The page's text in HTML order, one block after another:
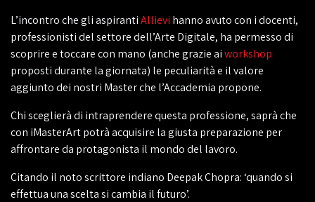
L’incontro che gli aspirantiAllievi hanno avuto con i docenti,
professionisti del settore dell’Arte Digitale, ha permesso di
scoprire e toccare con mano (anche grazie aiworkshop
proposti durante la giornata) le peculiarità e il valore
aggiunto dei nostri Master che l’Accademia propone.
Chi sceglierà di intraprendere questa professione, saprà che
con iMasterArt potrà acquisire la giusta preparazione per
affrontare da protagonista il mondo del lavoro.
Citando il noto scrittore indiano Deepak Chopra: ‘quando si
effettua una scelta si cambia il futuro’.